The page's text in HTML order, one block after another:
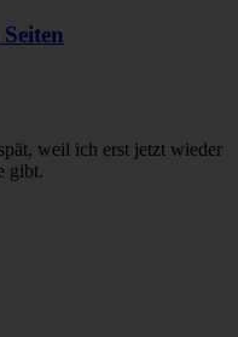
weil ich erst jetzt wieder
gibt.